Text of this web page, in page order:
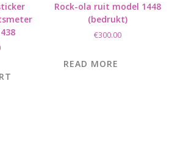
Rock-ola ruit model 1448
(bedrukt)
€300.00
READ MORE